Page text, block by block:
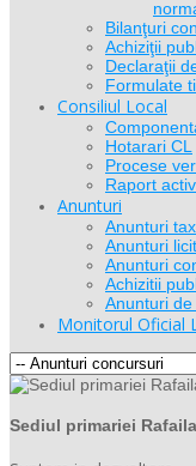
Bilanţuri
Achiziţii
Declaraţii
Formulate
Consiliul Local
Hotarari CL
Procese
Raport
Anunturi
Anunturi
Anunturi
Anunturi
Achizitii
Anunturi
Monitorul Oficial
Sediul primariei Rafaila